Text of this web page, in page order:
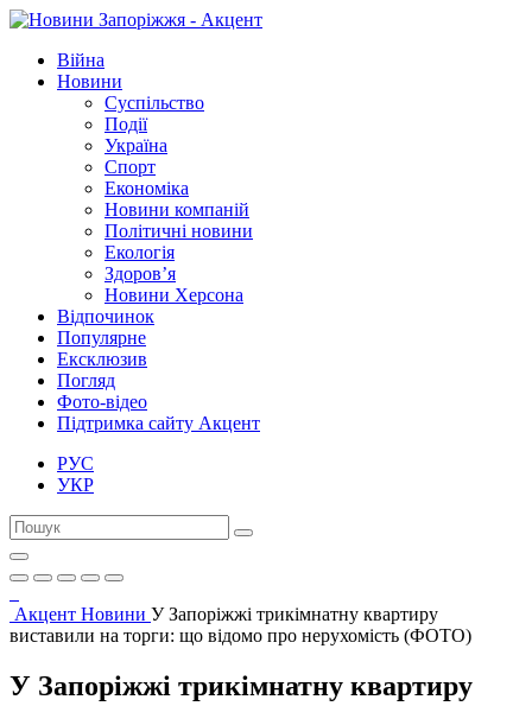
Війна
Новини
Суспільство
Події
Україна
Спорт
Економіка
Новини компаній
Політичні новини
Екологія
Здоров’я
Новини Херсона
Відпочинок
Популярне
Ексклюзив
Погляд
Фото-відео
Підтримка сайту Акцент
РУС
УКР
Акцент Новини У Запоріжжі трикімнатну квартиру
виставили на торги: що відомо про нерухомість (ФОТО)
У Запоріжжі трикімнатну квартиру